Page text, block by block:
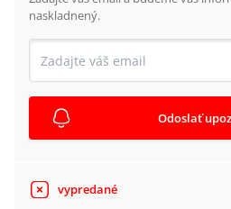
naskladnený.
Odoslať
vypredané